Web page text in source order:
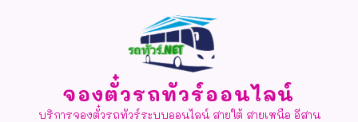
จองตั๋วรถทัวร์ออนไลน์
บริการจองตั๋วรถทัวร์ระบบออนไลน์ สายใต้ สายเหนือ อีสาน